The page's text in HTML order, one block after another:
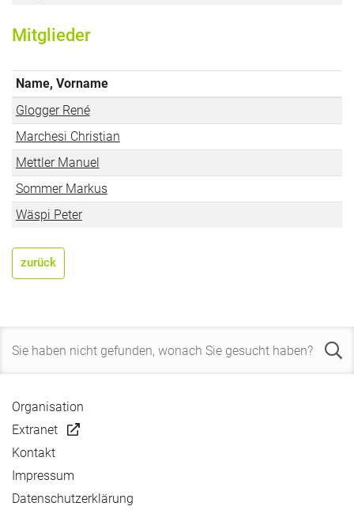
Mitglieder
Name, Vorname
Glogger René
Marchesi Christian
Mettler Manuel
Sommer Markus
Wäspi Peter
zurück
Organisation
Extranet
Kontakt
Impressum
Datenschutzerklärung